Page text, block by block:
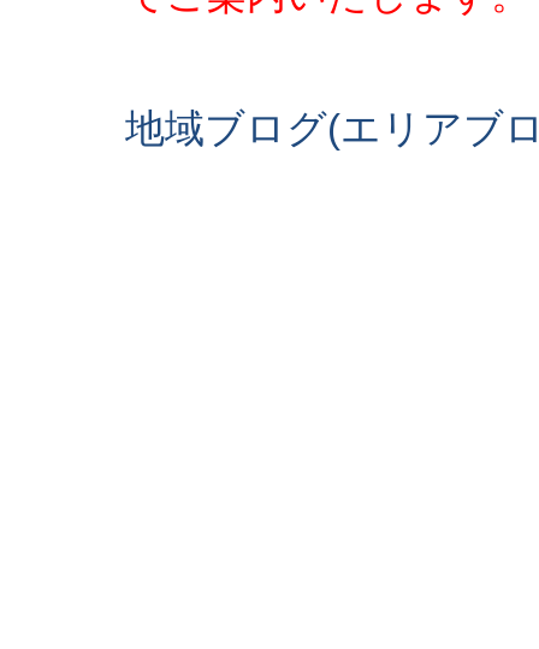
地域ブログ(エリアブ